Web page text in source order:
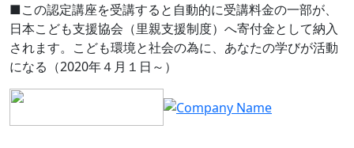
■この認定講座を受講すると自動的に受講料金の一部が、
日本こども支援協会（里親支援制度）へ寄付金として納入
されます。こども環境と社会の為に、あなたの学びが活動
になる（2020年４月１日～）